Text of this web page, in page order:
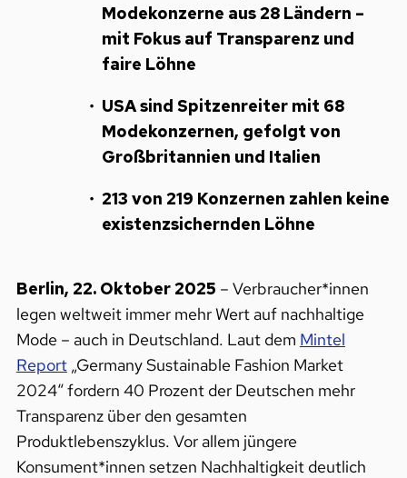
Modekonzerne aus 28 Ländern –
mit Fokus auf Transparenz und
faire Löhne
USA sind Spitzenreiter mit 68
Modekonzernen, gefolgt von
Großbritannien und Italien
213 von 219 Konzernen zahlen keine
existenzsichernden Löhne
Berlin, 22. Oktober 2025 – Verbraucher*innen
legen weltweit immer mehr Wert auf nachhaltige
Mode – auch in Deutschland. Laut dem Mintel
Report„Germany Sustainable Fashion Market
2024“ fordern 40 Prozent der Deutschen mehr
Transparenz über den gesamten
Produktlebenszyklus. Vor allem jüngere
Konsument*innen setzen Nachhaltigkeit deutlich